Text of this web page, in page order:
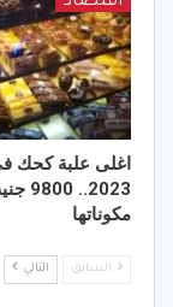
اغلى علبة كحك
مكوناتها
السابق التالي